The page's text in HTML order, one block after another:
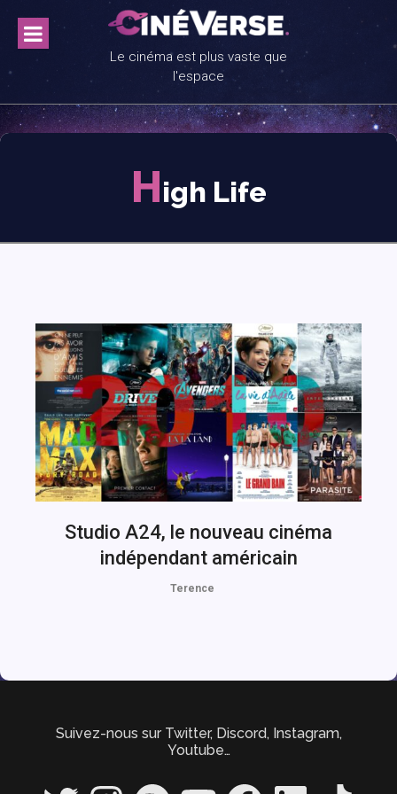
content
Le cinéma est plus vaste que
l'espace
High Life
Studio A24, le nouveau cinéma
indépendant américain
Terence
Suivez-nous sur Twitter, Discord, Instagram,
Youtube…
Twitter InstagramSpotify YouTube FacebookLinkedIn TikTok